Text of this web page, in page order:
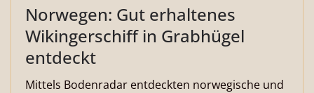
Norwegen: Gut erhaltenes
Wikingerschiff in Grabhügel
entdeckt
Mittels Bodenradar entdeckten norwegische und